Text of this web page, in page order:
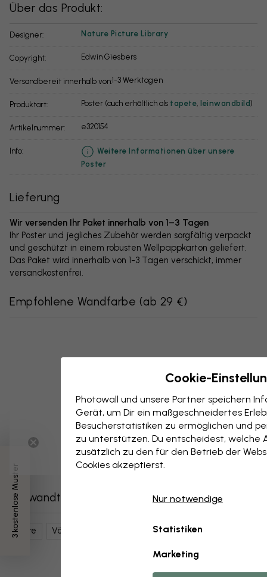
Über das Produkt:
Designer: Nature Picture Library
Copyright: Edwin Giesbers
Versandbereit innerhalb von:1-3 Werktagen
Produktart: Poster (auch erhältlich als tapete leinwandbild)
Artikelnummer: e320154
info:
Weitere Informationen über unsere
Poster
Lieferung
Wir versenden Ihr Paket innerhalb von 1–3 Tagen
Ihr Poster und jegliches Zubehör werden sorgfältig verpackt
und geschützt in einem robusten Wellpappkarton geliefert.
Das Paket wird innerhalb von 1-3 Tagen verschickt, immer
versandkostenfrei.
Empfohlene Wandfarbe (ab 29 €)
Verwandte Kategorien
Tiere Vögel Rosa
3 kostenlose Muster
Cookie-
Photowall und unsere Partner speichern
Gerät, um Dir ein maßgeschneidertes
Besucherstatistiken zu ermöglichen und
zu unterstützen. Du entscheidest, welche
zusätzlich zu den für den Betrieb der
Cookies akzeptierst.
Nur notwendige
Statistiken
Marketing